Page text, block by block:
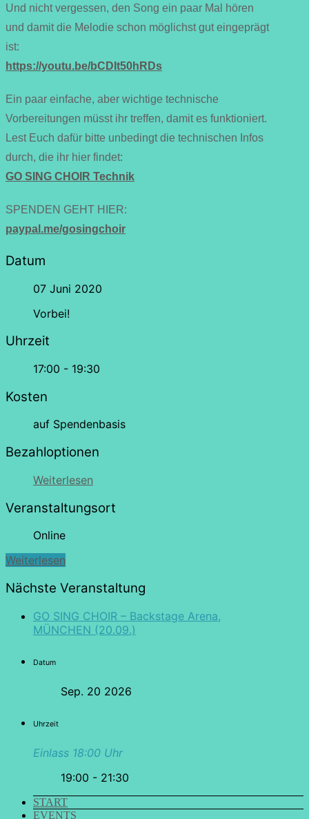
Und nicht vergessen, den Song ein paar Mal hören
und damit die Melodie schon möglichst gut eingeprägt
ist:
https://youtu.be/bCDIt50hRDs
Ein paar einfache, aber wichtige technische
Vorbereitungen müsst ihr treffen, damit es funktioniert.
Lest Euch dafür bitte unbedingt die technischen Infos
durch, die ihr hier findet:
GO SING CHOIR Technik
SPENDEN GEHT HIER:
paypal.me/gosingchoir
Datum
07 Juni 2020
Vorbei!
Uhrzeit
17:00 - 19:30
Kosten
auf Spendenbasis
Bezahloptionen
Weiterlesen
Veranstaltungsort
Online
Weiterlesen
Nächste Veranstaltung
GO SING CHOIR – Backstage Arena,
MÜNCHEN (20.09.)
Datum
Sep. 20 2026
Uhrzeit
Einlass 18:00 Uhr
19:00 - 21:30
START
EVENTS